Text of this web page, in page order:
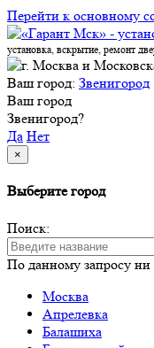
Перейти к основному
установка, вскрытие, ремонт
Ваш город: Звенигород
Ваш город
Звенигород?
Да Нет
×
Выберите город
Поиск:
По данному запросу ни
Москва
Апрелевка
Балашиха